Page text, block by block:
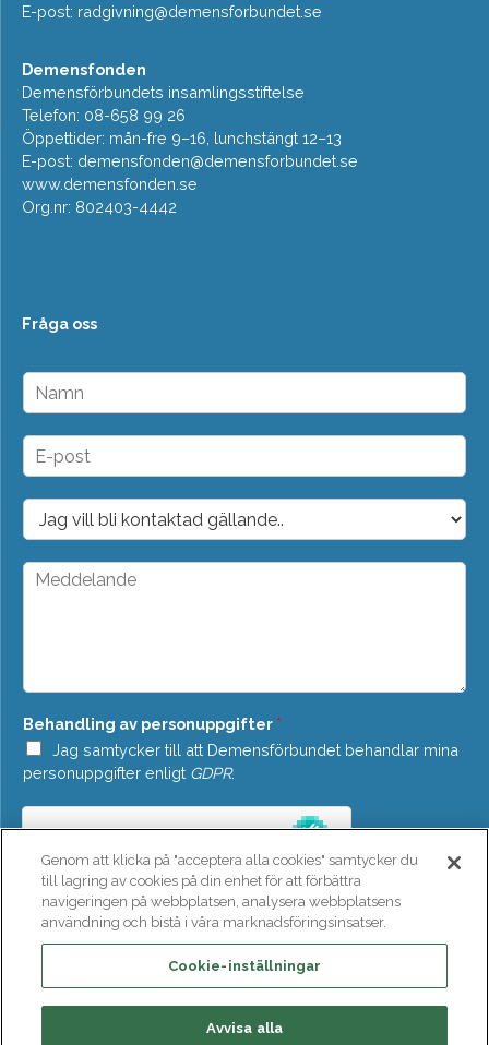
E-post: radgivning@demensforbundet.se
Demensfonden
Demensförbundets insamlingsstiftelse
Telefon: 08-658 99 26
Öppettider: mån-fre 9–16, lunchstängt 12–13
E-post: demensfonden@demensforbundet.se
www.demensfonden.se
Org.nr: 802403-4442
Fråga oss
N
m
n
E
p
o
t
*
D
o
p
M
a
d
e
*
Behandling av personuppgifter *
Jag samtycker till att Demensförbundet behandlar mina
personuppgifter enligt GDPR.
SKICKA
Genom att klicka på "acceptera alla cookies" samtycker du
till lagring av cookies på din enhet för att förbättra
navigeringen på webbplatsen, analysera webbplatsens
användning och bistå i våra marknadsföringsinsatser.
Cookie-inställningar
Avvisa alla